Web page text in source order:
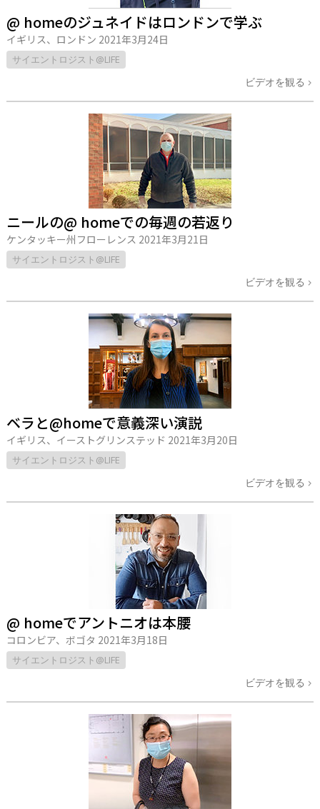
@ homeのジュネイドはロンドンで学ぶ
イギリス、ロンドン 2021年3月24日
サイエントロジスト@LIFE
ビデオを観る
ニールの@ homeでの毎週の若返り
ケンタッキー州フローレンス 2021年3月21日
サイエントロジスト@LIFE
ビデオを観る
ベラと@homeで意義深い演説
イギリス、イーストグリンステッド 2021年3月20日
サイエントロジスト@LIFE
ビデオを観る
@ homeでアントニオは本腰
コロンビア、ボゴタ 2021年3月18日
サイエントロジスト@LIFE
ビデオを観る